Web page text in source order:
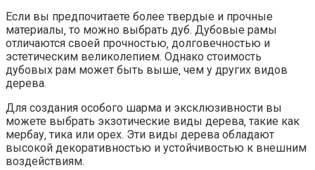
Если вы предпочитаете более твердые и прочные
материалы‚ то можно выбрать дуб.​ Дубовые рамы
отличаются своей прочностью‚ долговечностью и
эстетическим великолепием.​ Однако стоимость
дубовых рам может быть выше‚ чем у других видов
дерева.
Для создания особого шарма и эксклюзивности вы
можете выбрать экзотические виды дерева‚ такие как
мербау‚ тика или орех.​ Эти виды дерева обладают
высокой декоративностью и устойчивостью к внешним
воздействиям.